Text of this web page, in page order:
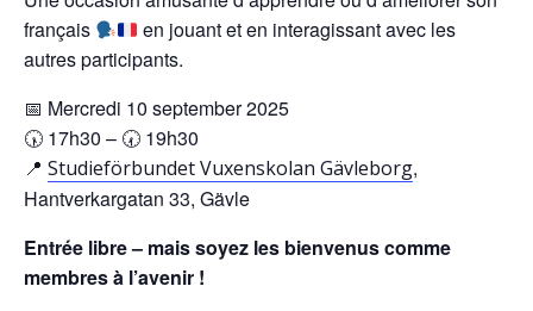
français
en jouant et en interagissant avec les
autres participants.
📅 Mercredi 10 september 2025
🕠 17h30 – 🕢 19h30
📍 Studieförbundet Vuxenskolan Gävleborg,
Hantverkargatan 33, Gävle
Entrée libre – mais soyez les bienvenus comme
membres à l’avenir !